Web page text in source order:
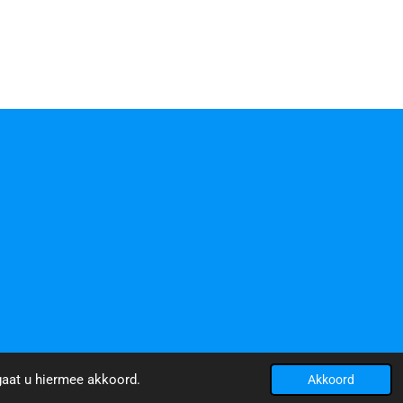
u hiermee akkoord. Akkoord